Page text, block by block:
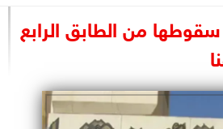
من الطابق الرابع